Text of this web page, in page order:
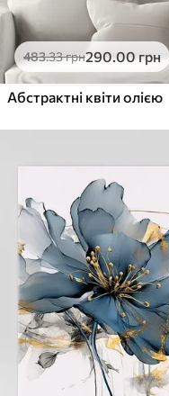
483.33грн290.00грн
Абстрактні квіти олією